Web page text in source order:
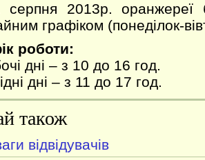
2013р. оранжереї
графіком (понеділок-
роботи:
дні – з 10 до 16 год.
дні – з 11 до 17 год.
також
відвідувачів